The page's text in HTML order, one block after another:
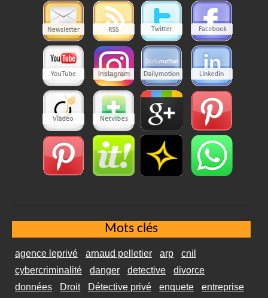
Mots clés
agence leprivé arnaud pelletier arp
cnil
cybercriminalité
danger detective
divorce
données
Droit Détective privé enquete
entreprise